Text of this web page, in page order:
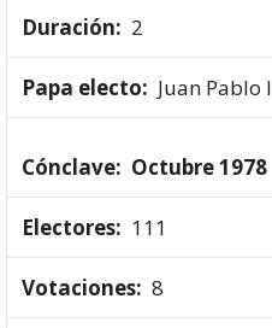
2
Juan Pablo I
Octubre 1978
111
8